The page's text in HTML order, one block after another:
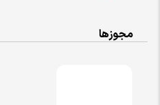
مجوزها